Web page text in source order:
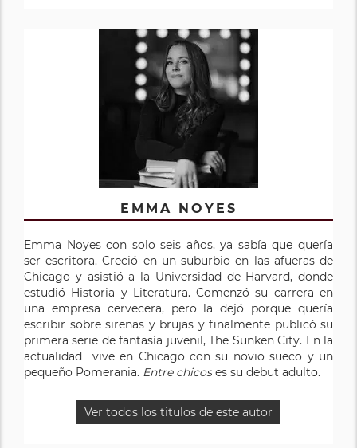
EMMA NOYES
Emma Noyes con solo seis años, ya sabía que quería
ser escritora. Creció en un suburbio en las afueras de
Chicago y asistió a la Universidad de Harvard, donde
estudió Historia y Literatura. Comenzó su carrera en
una empresa cervecera, pero la dejó porque quería
escribir sobre sirenas y brujas y finalmente publicó su
primera serie de fantasía juvenil, The Sunken City. En la
actualidad vive en Chicago con su novio sueco y un
pequeño Pomerania. Entre chicoses su debut adulto.
Ver todos los titulos de este autor